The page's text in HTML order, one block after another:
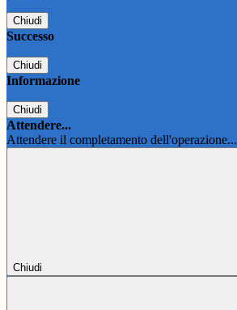
Chiudi
Successo
Chiudi
Informazione
Chiudi
Attendere...
Attendere il completamento dell'operazione...
Chiudi